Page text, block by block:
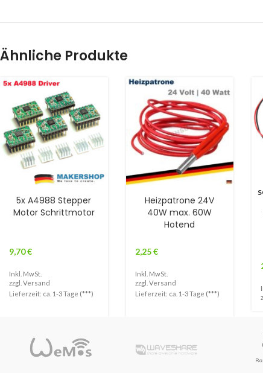
Ähnliche Produkte
5x A4988 Stepper
Motor Schrittmotor
9,70€
Inkl. MwSt.
zzgl. Versand
Lieferzeit: ca. 1-3 Tage (***)
Heizpatrone 24V
40W max. 60W
Hotend
2,25€
Inkl. MwSt.
zzgl. Versand
Lieferzeit: ca. 1-3 Tage (***)